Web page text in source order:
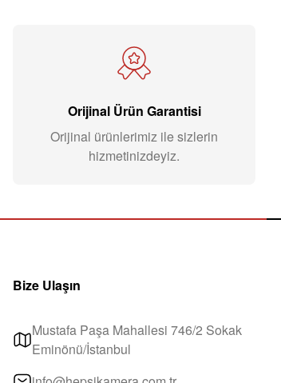
Orijinal Ürün Garantisi
Orijinal ürünlerimiz ile sizlerin
hizmetinizdeyiz.
Bize Ulaşın
Mustafa Paşa Mahallesi 746/2 Sokak
Eminönü/İstanbul